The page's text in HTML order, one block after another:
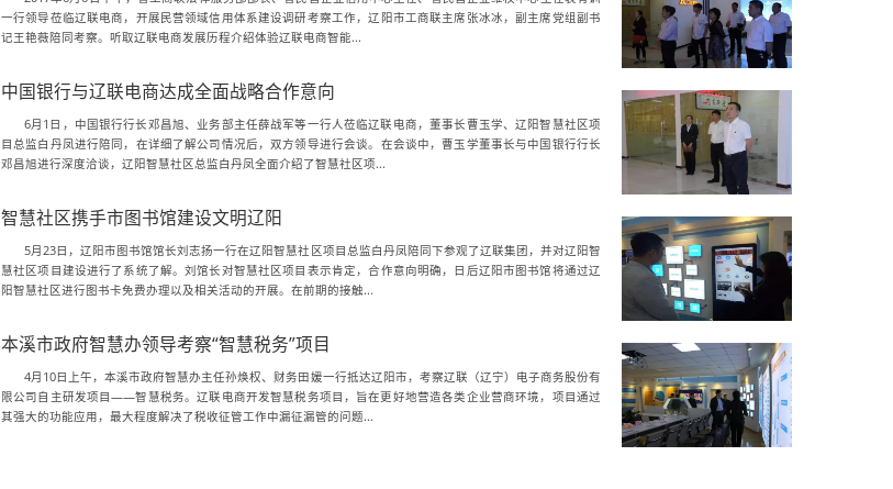
一行领导莅临辽联电商，开展民营领域信用体系建设调研考察工作，辽阳市工商联主席张冰冰，副主席党组副书
记王艳薇陪同考察。听取辽联电商发展历程介绍体验辽联电商智能...
中国银行与辽联电商达成全面战略合作意向
6月1日，中国银行行长邓昌旭、业务部主任薛战军等一行人莅临辽联电商，董事长曹玉学、辽阳智慧社区项
目总监白丹凤进行陪同，在详细了解公司情况后，双方领导进行会谈。在会谈中，曹玉学董事长与中国银行行长
邓昌旭进行深度洽谈，辽阳智慧社区总监白丹凤全面介绍了智慧社区项...
智慧社区携手市图书馆建设文明辽阳
5月23日，辽阳市图书馆馆长刘志扬一行在辽阳智慧社区项目总监白丹凤陪同下参观了辽联集团，并对辽阳智
慧社区项目建设进行了系统了解。刘馆长对智慧社区项目表示肯定，合作意向明确，日后辽阳市图书馆将通过辽
阳智慧社区进行图书卡免费办理以及相关活动的开展。在前期的接触...
本溪市政府智慧办领导考察“智慧税务”项目
4月10日上午，本溪市政府智慧办主任孙焕权、财务田媛一行抵达辽阳市，考察辽联（辽宁）电子商务股份有
限公司自主研发项目——智慧税务。辽联电商开发智慧税务项目，旨在更好地营造各类企业营商环境，项目通过
其强大的功能应用，最大程度解决了税收征管工作中漏征漏管的问题...